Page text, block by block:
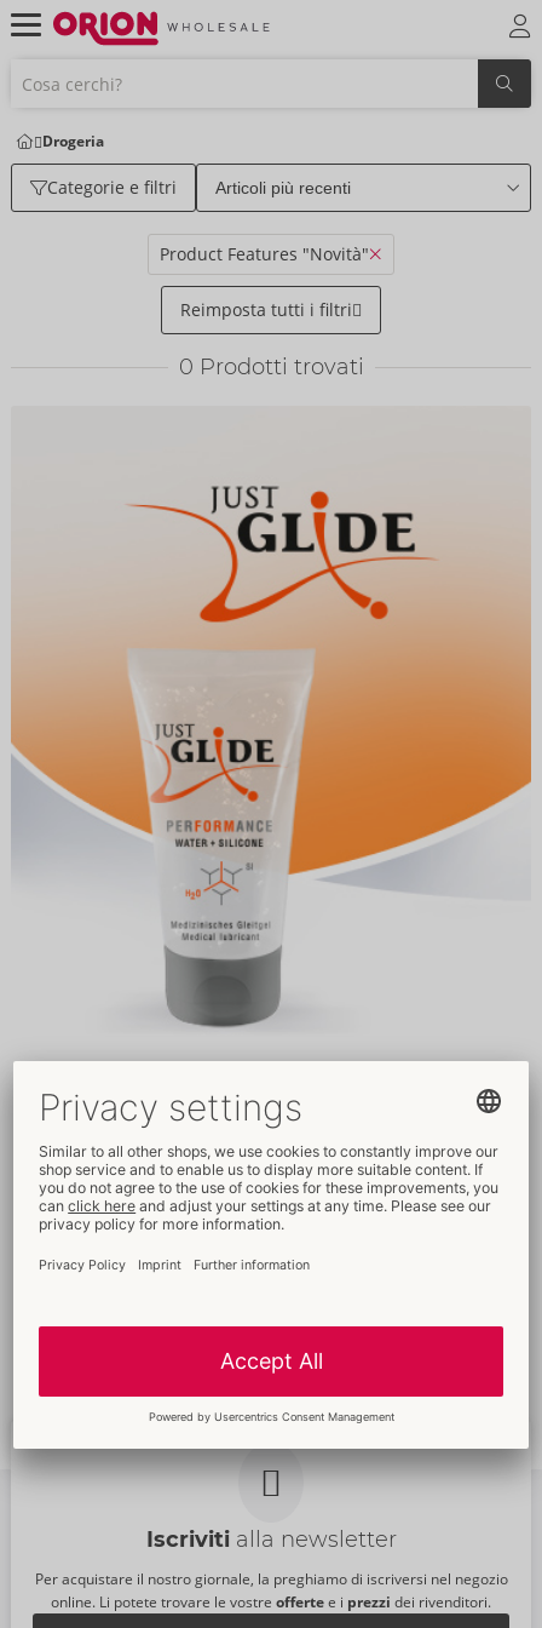
Drogeria
Categorie e filtri
Product Features "Novità"
Reimposta tutti i filtri
0 Prodotti trovati
I vostri vantaggi
Wholesale
Prezzigiusti
Materiale pubblicitario
in tutto il
Nuove
Iscrivitialla newsletter
Per acquistare il nostro giornale, la preghiamo di iscriversi nel negozio
online. Li potete trovare le vostre offertee i prezzi dei rivenditori.